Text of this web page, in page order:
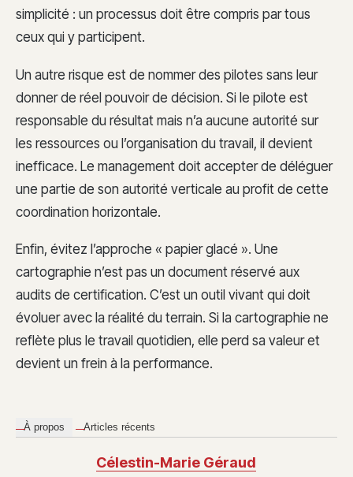
simplicité : un processus doit être compris par tous
ceux qui y participent.
Un autre risque est de nommer des pilotes sans leur
donner de réel pouvoir de décision. Si le pilote est
responsable du résultat mais n’a aucune autorité sur
les ressources ou l’organisation du travail, il devient
inefficace. Le management doit accepter de déléguer
une partie de son autorité verticale au profit de cette
coordination horizontale.
Enfin, évitez l’approche « papier glacé ». Une
cartographie n’est pas un document réservé aux
audits de certification. C’est un outil vivant qui doit
évoluer avec la réalité du terrain. Si la cartographie ne
reflète plus le travail quotidien, elle perd sa valeur et
devient un frein à la performance.
À propos Articles récents
Célestin-Marie Géraud